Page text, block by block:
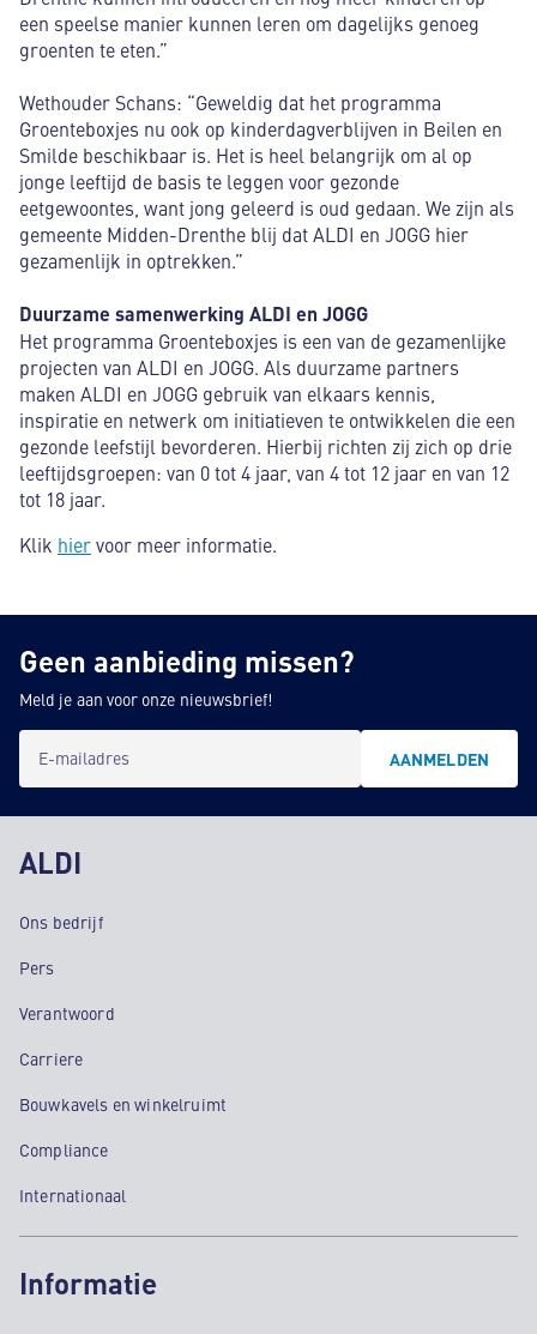
een speelse manier kunnen leren om dagelijks genoeg
groenten te eten.”
Wethouder Schans: “Geweldig dat het programma
Groenteboxjes nu ook op kinderdagverblijven in Beilen en
Smilde beschikbaar is. Het is heel belangrijk om al op
jonge leeftijd de basis te leggen voor gezonde
eetgewoontes, want jong geleerd is oud gedaan. We zijn als
gemeente Midden-Drenthe blij dat ALDI en JOGG hier
gezamenlijk in optrekken.”
Duurzame samenwerking ALDI en JOGG
Het programma Groenteboxjes is een van de gezamenlijke
projecten van ALDI en JOGG. Als duurzame partners
maken ALDI en JOGG gebruik van elkaars kennis,
inspiratie en netwerk om initiatieven te ontwikkelen die een
gezonde leefstijl bevorderen. Hierbij richten zij zich op drie
leeftijdsgroepen: van 0 tot 4 jaar, van 4 tot 12 jaar en van 12
tot 18 jaar.
Klik hiervoor meer informatie.
Geen aanbieding missen?
Meld je aan voor onze nieuwsbrief!
E-mailadres AANMELDEN
ALDI
Ons bedrijf
Pers
Verantwoord
Carriere
Bouwkavels en winkelruimt
Compliance
Internationaal
Informatie